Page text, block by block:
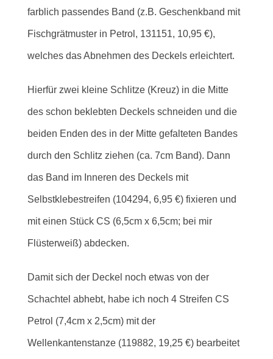
farblich passendes Band (z.B. Geschenkband mit
Fischgrätmuster in Petrol, 131151, 10,95 €),
welches das Abnehmen des Deckels erleichtert.
Hierfür zwei kleine Schlitze (Kreuz) in die Mitte
des schon beklebten Deckels schneiden und die
beiden Enden des in der Mitte gefalteten Bandes
durch den Schlitz ziehen (ca. 7cm Band). Dann
das Band im Inneren des Deckels mit
Selbstklebestreifen (104294, 6,95 €) fixieren und
mit einen Stück CS (6,5cm x 6,5cm; bei mir
Flüsterweiß) abdecken.
Damit sich der Deckel noch etwas von der
Schachtel abhebt, habe ich noch 4 Streifen CS
Petrol (7,4cm x 2,5cm) mit der
Wellenkantenstanze (119882, 19,25 €) bearbeitet